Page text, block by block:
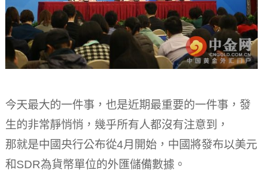
今天最大的一件事，也是近期最重要的一件事，發
生的非常靜悄悄，幾乎所有人都沒有注意到，
那就是中國央行公布從4月開始，中國將發布以美元
和SDR為貨幣單位的外匯儲備數據。